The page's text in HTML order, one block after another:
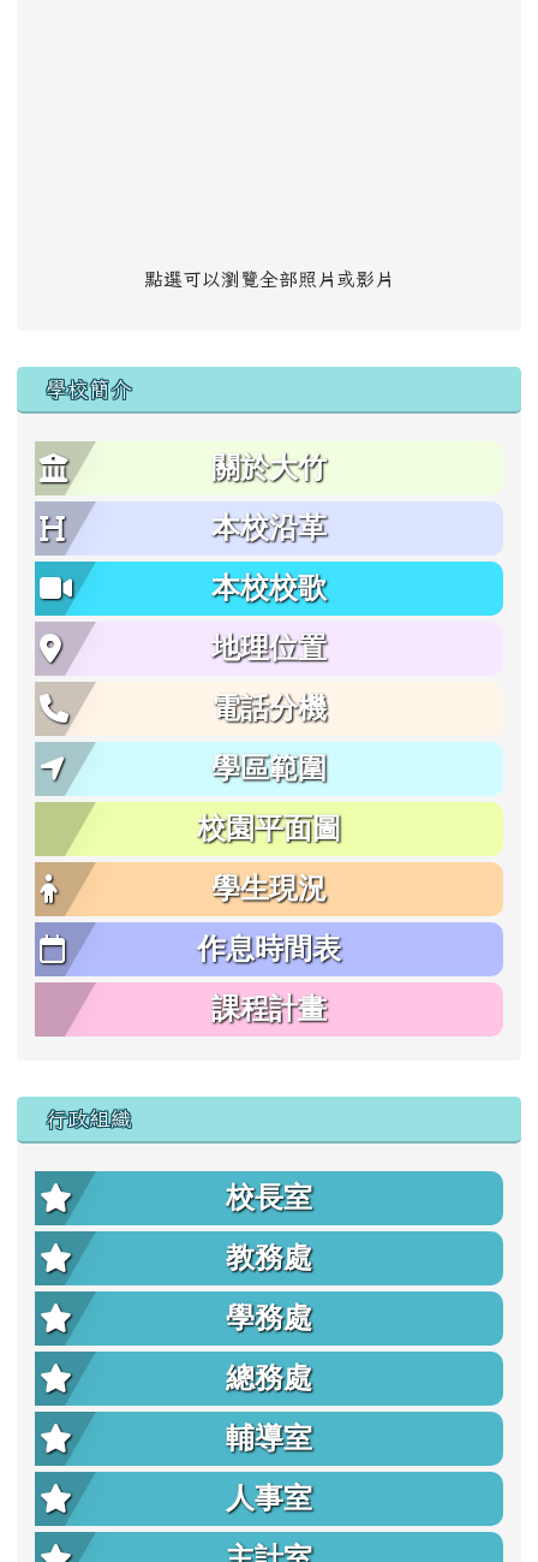
點選可以瀏覽全部照片或影片
學校簡介
關於大竹
本校沿革
本校校歌
地理位置
電話分機
學區範圍
校園平面圖
學生現況
作息時間表
課程計畫
行政組織
校長室
教務處
學務處
總務處
輔導室
人事室